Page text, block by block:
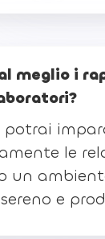
meglio i
potrai
le
un
e